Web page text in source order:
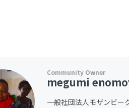
megumi
一般社団法人モザンビー